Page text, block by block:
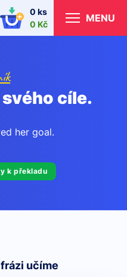
0 ks
0 Kč
MENU
cíle.
her goal.
k překladu
učíme